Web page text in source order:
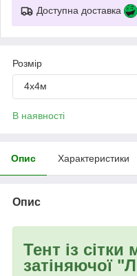
Доступна доставка
Розмір
4х4м
В наявності
Опис Характеристики
Опис
Тент із сітки
затіняючої